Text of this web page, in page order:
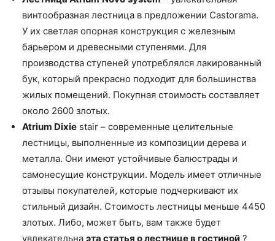
винтообразная лестница в предложении Castorama.
У их светлая опорная конструкция с железным
барьером и древесными ступенями. Для
производства ступеней употреблялся лакированный
бук, который прекрасно подходит для большинства
жилых помещений. Покупная стоимость составляет
около 2600 злотых.
Atrium Dixie stair – современные целительные
лестницы, выполненные из композиции дерева и
металла. Они имеют устойчивые балюстрады и
самонесущие конструкции. Модель имеет отличные
отзывы покупателей, которые подчеркивают их
стильный дизайн. Стоимость лестницы меньше 4450
злотых. Либо, может быть, вам также будет
увлекательна эта статья о лестнице в гостиной ?